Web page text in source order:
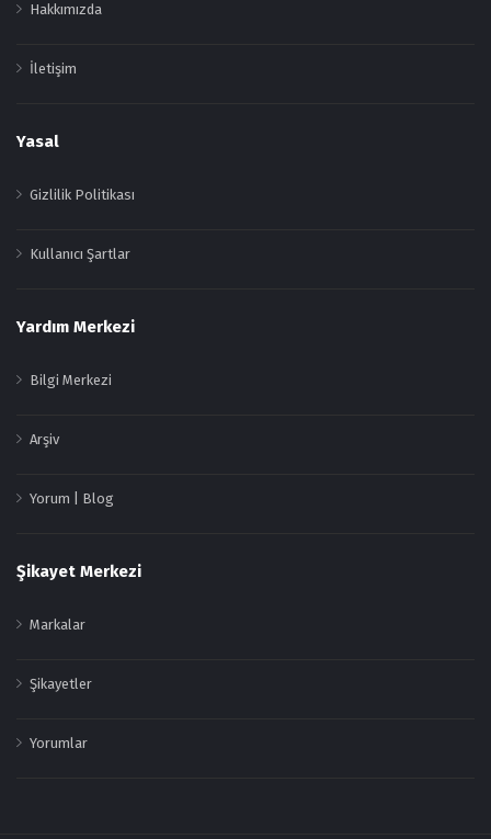
Hakkımızda
İletişim
Yasal
Gizlilik Politikası
Kullanıcı Şartlar
Yardım Merkezi
Bilgi Merkezi
Arşiv
Yorum | Blog
Şikayet Merkezi
Markalar
Şikayetler
Yorumlar